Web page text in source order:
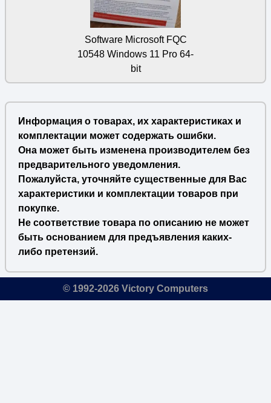
Software Microsoft FQC
10548 Windows 11 Pro 64-
bit
Информация о товарах, их характеристиках и
комплектации может содержать ошибки.
Она может быть изменена производителем без
предварительного уведомления.
Пожалуйста, уточняйте существенные для Вас
характеристики и комплектации товаров при
покупке.
Не соответствие товара по описанию не может
быть основанием для предъявления каких-
либо претензий.
© 1992-2026 Victory Computers